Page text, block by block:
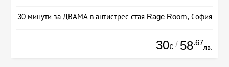
30 минути за ДВАМА в антистрес стая Rage Room, София
30€ / 58.67
лв.